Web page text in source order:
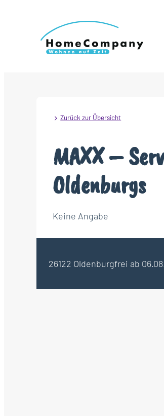
Zurück zur Übersicht
MAXX –
Oldenburgs
Keine Angabe
26122 Oldenburgfrei ab